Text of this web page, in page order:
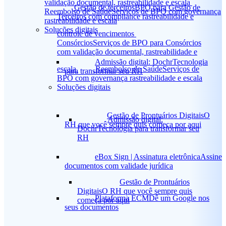
Gestão de terceirosBPO para Gestão de
Terceiros com compliance rastreabilidade e
controle de vencimentos
ConsórciosServiços de BPO para Consórcios
com validação documental, rastreabilidade e
escala
Reembolso de SaúdeServiços de
BPO com governança rastreabilidade e escala
Soluções digitais
Admissão digital:
DochrTecnologia para transformar seu
RH
Gestão de Prontuários
DigitaisO RH que você sempre quis
começa por aqui
validação documental, rastreabilidade e escala
Reembolso de SaúdeServiços de BPO com governança
rastreabilidade e escala
Soluções digitais
Admissão digital: DochrTecnologia
para transformar seu RH
Gestão de Prontuários DigitaisO
RH que você sempre quis começa por aqui
eBox Sign | Assinatura eletrônicaAssine
documentos com validade jurídica
Plataforma ECMDê um Google nos
seus documentos